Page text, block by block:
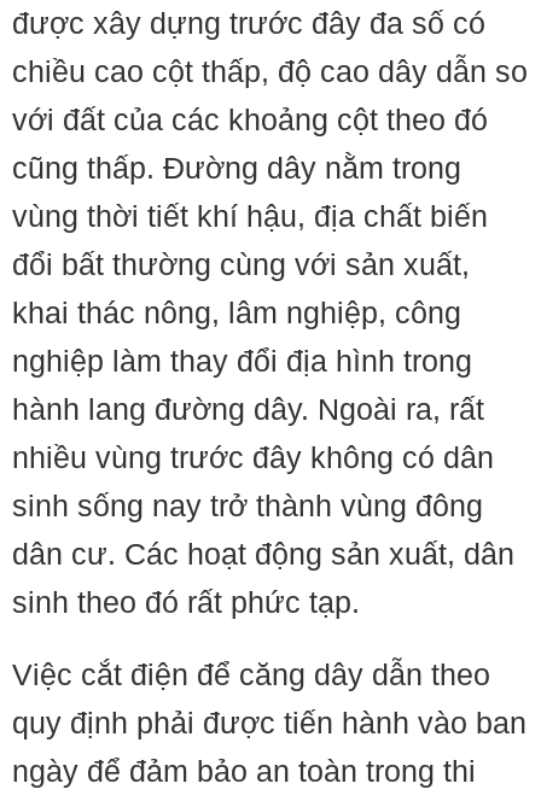
được xây dựng trước đây đa số có
chiều cao cột thấp, độ cao dây dẫn so
với đất của các khoảng cột theo đó
cũng thấp. Đường dây nằm trong
vùng thời tiết khí hậu, địa chất biến
đổi bất thường cùng với sản xuất,
khai thác nông, lâm nghiệp, công
nghiệp làm thay đổi địa hình trong
hành lang đường dây. Ngoài ra, rất
nhiều vùng trước đây không có dân
sinh sống nay trở thành vùng đông
dân cư. Các hoạt động sản xuất, dân
sinh theo đó rất phức tạp.
Việc cắt điện để căng dây dẫn theo
quy định phải được tiến hành vào ban
ngày để đảm bảo an toàn trong thi